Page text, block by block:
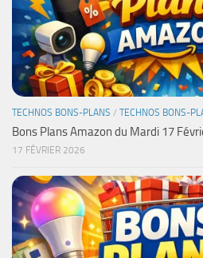
TECHNOS BONS-PLANS / TECHNOS BONS-
Bons Plans Amazon du Mardi 17
17 FÉVRIER 2026